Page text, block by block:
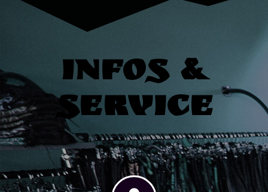
Infos &
Service